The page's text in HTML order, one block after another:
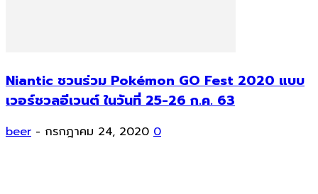
Niantic ชวนร่วม Pokémon GO Fest 2020 แบบ
เวอร์ชวลอีเวนต์ ในวันที่ 25-26 ก.ค. 63
beer - กรกฎาคม 24, 2020 0